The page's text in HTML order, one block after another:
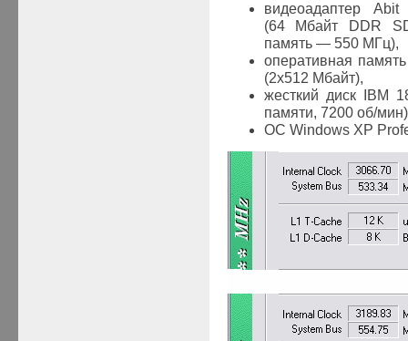
видеоадаптер
(64 Мбайт DDR
память — 550 МГц),
оперативная
(2х512 Мбайт),
жесткий диск IBM
памяти, 7200 об/
ОС Windows XP